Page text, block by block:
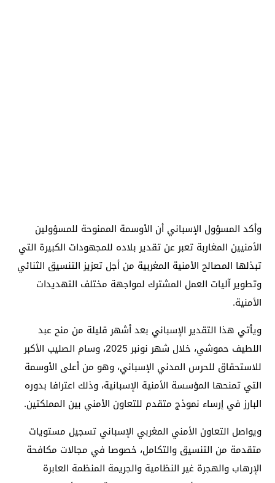
وأكد المسؤول الإسباني أن الأوسمة الممنوحة للمسؤولين
الأمنيين المغاربة تعبر عن تقدير بلاده للمجهودات الكبيرة التي
تبذلها المصالح الأمنية المغربية من أجل تعزيز التنسيق الثنائي
وتطوير آليات العمل المشترك لمواجهة مختلف التهديدات
الأمنية.
ويأتي هذا التقدير الإسباني بعد أشهر قليلة من منح عبد
اللطيف حموشي، خلال شهر نونبر 2025، وسام الصليب الأكبر
للاستحقاق للحرس المدني الإسباني، وهو من أعلى الأوسمة
التي تمنحها المؤسسة الأمنية الإسبانية، وذلك اعترافا بدوره
البارز في إرساء نموذج متقدم للتعاون الأمني بين المملكتين.
ويواصل التعاون الأمني المغربي الإسباني تسجيل مستويات
متقدمة من التنسيق والتكامل، خصوصا في مجالات مكافحة
الإرهاب والهجرة غير النظامية والجريمة المنظمة العابرة